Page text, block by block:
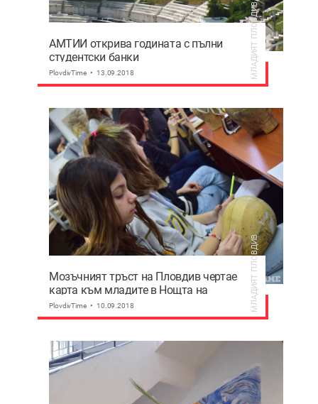
АМТИИ открива годината с пълни
студентски банки
PlovdivTime 13.09.2018 МЛАДИЯТ ПЛОВДИВ
Мозъчният тръст на Пловдив чертае
карта към младите в Нощта на
учените
PlovdivTime 10.09.2018 МЛАДИЯТ ПЛОВДИВ